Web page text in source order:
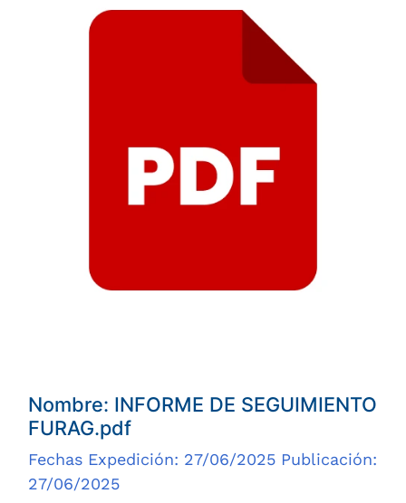
Nombre: INFORME DE SEGUIMIENTO
FURAG.pdf
Fechas Expedición: 27/06/2025 Publicación:
27/06/2025